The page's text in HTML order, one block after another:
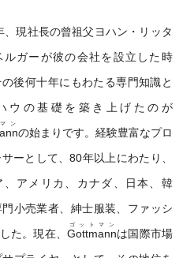
、現社長の曾祖父ヨハン・リッタ
ルガーが彼の会社を設立した時
の後何十年にもわたる専門知識と
ウの基礎を築き上げたのが
ン
の始まりです。経験豊富なプロ
ーとして、80年以上にわたり、
、アメリカ、カナダ、日本、韓
小売業者、紳士服装、ファッシ
た。現在、 Gottmann
ゴットマン
は国際市場